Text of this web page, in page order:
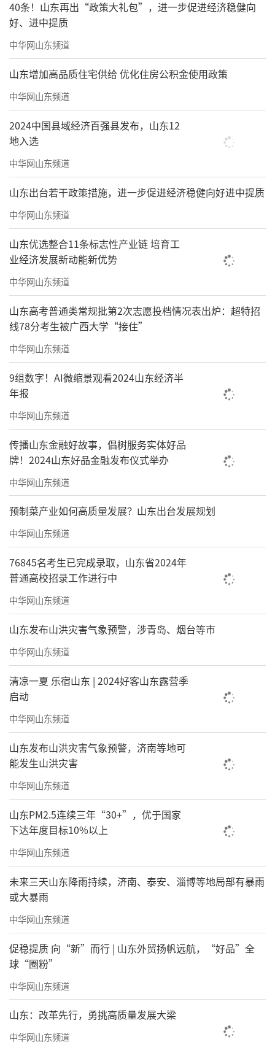
等各类托管资源，协同发力共同打造“爱的家
园”，“托”起孩子多彩寒假。共组织动员了1
54所中小学校和146处校外场馆机构参与今年的
寒假托管服务。托管服务坚持学生自愿参加、
教师自愿参与的原则，全市共有1.4万名有需求
的学生参加了自主阅读、艺体活动、科技教
育、研学实践、课业辅导等丰富多彩的托管课
程。
学生如有参加校内托管的需求，可按照学
校公示的服务信息，直接联系班主任报名；如
有参加校外托管的需求，可登录市教育局官方
网站“暖心托管，乐享假期”专题或“威海教
育”公众号公布的各部门托管资源，就近报名
参加校外托管服务。下一步，威海市教育局将
组织各承担托管服务机构细化管理制度，高质
量提供托管服务，将惠民政策落到实处。同
时，加强全过程监管，守牢安全底线，确保假
期托管服务安全有序。
市教育局印发了《优化调整中
心城区中考艺术体育特长生招考政策的通
知》，招考政策都调整了哪些方面？2025年艺
术体育特长生的报名时间和专业测试时间是如
何安排的，艺术体育特长生专业测试项目和测
试办法及评分标准较往年有哪些变化？
为促进中心城区普通高中特色高质量发
展，从2025年开始，优化调整中心城区中考艺
术体育特长生考试内容、专业分值设置和录取
办法，文登区、荣成市、乳山市可结合实际自
行优化招生政策。主要有5方面：
改进录取办法。与山东省普通高考接轨，
艺术、体育特长生均实行综合成绩录取，综合
成绩由文化成绩和专业成绩组成，满分560分。
艺术类考生按照专业成绩与文化成绩5:5比例计
入综合成绩从高到低录取，体育类考生按照专
业成绩与文化成绩7:3比例计入综合成绩从高到
低录取。
优化体育特长生考试内容
测试（100米跑、立定跳远、原地推铅球），只
进行专项技术测试，满分为100分，最低合格线
为60分。
对特别优秀体育特长生破格录取。对初中
阶段获得“国家一级运动员”及以上等级证书
考生，直接录取，不占学校体育特长生招生计
划。
对部分体育特长生实施专业测试免试
初中阶段获得“国家二级运动员”等级证书且
等级证书大项与中考报考大项一致的考生，免
予体育专项测试，专业成绩按照满分折算计入
综合成绩。
40条！山东再出“政策大礼包”，进一步促进经济稳健向
好、进中提质
中华网山东频道
山东增加高品质住宅供给 优化住房公积金使用政策
中华网山东频道
2024中国县域经济百强县发布，山东12
地入选
中华网山东频道
山东出台若干政策措施，进一步促进经济稳健向好进中提质
中华网山东频道
山东优选整合11条标志性产业链 培育工
业经济发展新动能新优势
中华网山东频道
山东高考普通类常规批第2次志愿投档情况表出炉：超特招
线78分考生被广西大学“接住”
中华网山东频道
9组数字！AI微缩景观看2024山东经济半
年报
中华网山东频道
传播山东金融好故事，倡树服务实体好品
牌！2024山东好品金融发布仪式举办
中华网山东频道
预制菜产业如何高质量发展？山东出台发展规划
中华网山东频道
76845名考生已完成录取，山东省2024年
普通高校招录工作进行中
中华网山东频道
山东发布山洪灾害气象预警，涉青岛、烟台等市
中华网山东频道
清凉一夏 乐宿山东 | 2024好客山东露营季
启动
中华网山东频道
山东发布山洪灾害气象预警，济南等地可
能发生山洪灾害
中华网山东频道
山东PM2.5连续三年“30+”，优于国家
下达年度目标10%以上
中华网山东频道
未来三天山东降雨持续，济南、泰安、淄博等地局部有暴雨
或大暴雨
中华网山东频道
促稳提质 向“新”而行 | 山东外贸扬帆远航，“好品”全
球“圈粉”
中华网山东频道
山东：改革先行，勇挑高质量发展大梁
中华网山东频道